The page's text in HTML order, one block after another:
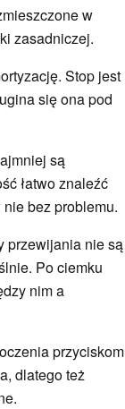
w
zasadniczej.
Stop jest
się ona pod
są
łatwo znaleźć
bez problemu.
przewijania nie są
Po ciemku
nim a
przyciskom
dlatego też